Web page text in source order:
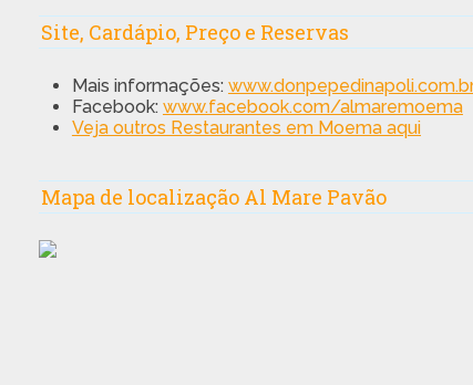
Site, Cardápio, Preço e Reservas
Mais informações:
Facebook: www.facebook.com/almaremoema
Veja outros Restaurantes em Moema aqui
Mapa de localização Al Mare Pavão